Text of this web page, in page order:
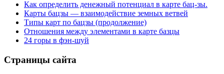
Как определить денежный потенциал в карте бац-зы.
Карты бацзы — взаимодействие земных ветвей
Типы карт по бацзы (продолжение)
Отношения между элементами в карте базцы
24 горы в фэн-шуй
Страницы сайта